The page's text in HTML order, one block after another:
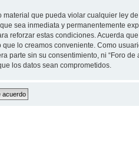
que pueda violar cualquier ley
sea inmediata y permanentemente
reforzar estas condiciones. Acuerda
lo creamos conveniente. Como
sin su consentimiento, ni “Foro de
los datos sean comprometidos.